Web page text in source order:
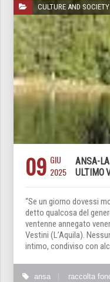
CULTURE AND SOCIETY
09 GIU
2025
ANSA-
ULTIMO
“Se un giorno dovessi
detto qualcosa del
ventenne annegato
Vestini (L’Aquila).
intimo, condiviso con
ansa raccolta